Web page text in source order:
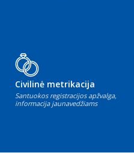
Civilinė metrikacija
Santuokos registracijos apžvalga,
informacija jaunavedžiams